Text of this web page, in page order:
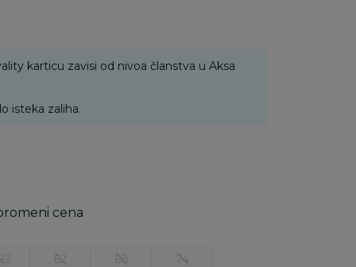
karticu zavisi od nivoa članstva u Aksa
isteka zaliha.
cena
62 68 74